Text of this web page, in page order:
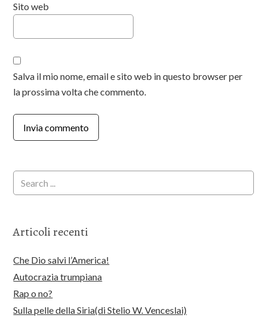
Sito web
Salva il mio nome, email e sito web in questo browser per
la prossima volta che commento.
Articoli recenti
Che Dio salvi l’America!
Autocrazia trumpiana
Rap o no?
Sulla pelle della Siria(di Stelio W. Venceslai)